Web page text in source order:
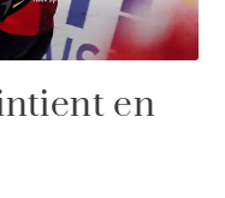
en